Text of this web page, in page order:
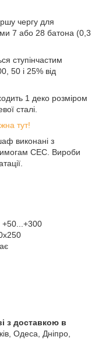
чергу для
7 або 28 батона (0,3
ступінчастим
50 і 25% від
1 деко розміром
сталі.
тут!
виконані з
вимогам СЕС. Вироби
+50...+300
з доставкою в
Одеса, Дніпро,